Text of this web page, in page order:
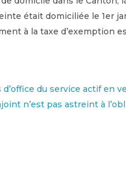
était domiciliée le 1er
à la taxe d’exemption
du service actif en
n’est pas astreint à